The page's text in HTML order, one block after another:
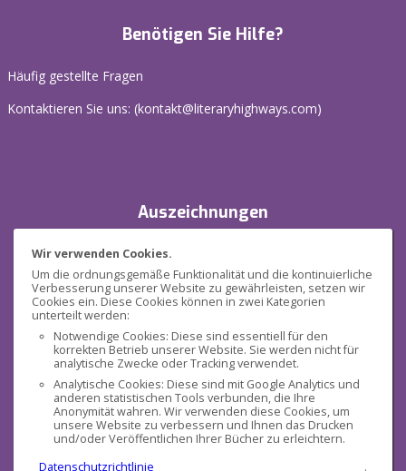
Wir verwenden Cookies.
Um die ordnungsgemäße Funktionalität und die kontinuierliche
Verbesserung unserer Website zu gewährleisten, setzen wir
Cookies ein. Diese Cookies können in zwei Kategorien
unterteilt werden:
Notwendige Cookies: Diese sind essentiell für den
korrekten Betrieb unserer Website. Sie werden nicht für
analytische Zwecke oder Tracking verwendet.
Analytische Cookies: Diese sind mit Google Analytics und
anderen statistischen Tools verbunden, die Ihre
Anonymität wahren. Wir verwenden diese Cookies, um
unsere Website zu verbessern und Ihnen das Drucken
und/oder Veröffentlichen Ihrer Bücher zu erleichtern.
Datenschutzrichtlinie
.
Benötigen Sie Hilfe?
Häufig gestellte Fragen
Kontaktieren Sie uns: (kontakt@literaryhighways.com)
Auszeichnungen
Sicherheit